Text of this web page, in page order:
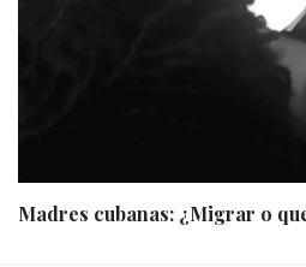
Madres cubanas: ¿Migrar o